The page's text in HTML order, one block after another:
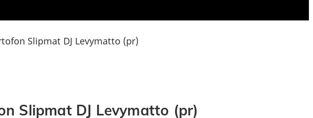
Slipmat DJ Levymatto (pr)
Slipmat DJ Levymatto (pr)